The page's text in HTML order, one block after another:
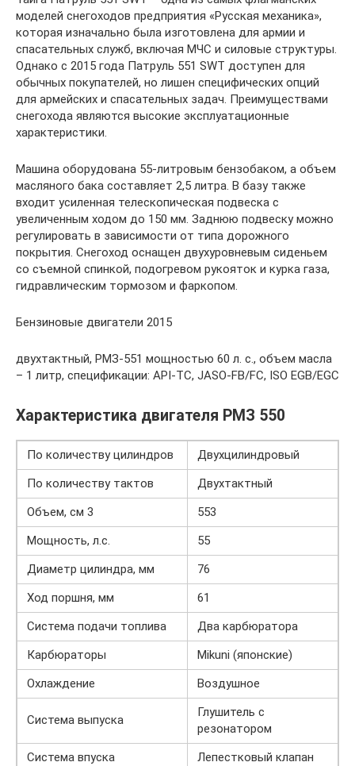
моделей снегоходов предприятия «Русская механика»,
которая изначально была изготовлена для армии и
спасательных служб, включая МЧС и силовые структуры.
Однако с 2015 года Патруль 551 SWT доступен для
обычных покупателей, но лишен специфических опций
для армейских и спасательных задач. Преимуществами
снегохода являются высокие эксплуатационные
характеристики.
Машина оборудована 55-литровым бензобаком, а объем
масляного бака составляет 2,5 литра. В базу также
входит усиленная телескопическая подвеска с
увеличенным ходом до 150 мм. Заднюю подвеску можно
регулировать в зависимости от типа дорожного
покрытия. Снегоход оснащен двухуровневым сиденьем
со съемной спинкой, подогревом рукояток и курка газа,
гидравлическим тормозом и фаркопом.
Бензиновые двигатели 2015
двухтактный, РМЗ-551 мощностью 60 л. с., объем масла
– 1 литр, спецификации: API-TC, JASO-FB/FC, ISO EGB/EGC
Характеристика двигателя РМЗ 550
По количеству цилиндров
Двухцилиндровый
По количеству тактов
Двухтактный
Объем, см 3
553
Мощность, л.с.
55
Диаметр цилиндра, мм
76
Ход поршня, мм
61
Система подачи топлива
Два карбюратора
Карбюраторы
Mikuni (японские)
Охлаждение
Воздушное
Система выпуска
Глушитель с
резонатором
Система впуска
Лепестковый клапан